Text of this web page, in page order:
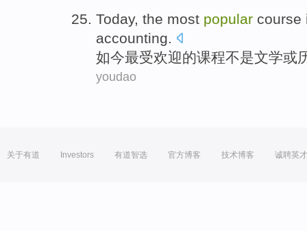
Today, the most popular course
accounting.
如今最受欢迎的课程不是文学或
youdao
关于有道 Investors 有道智选 官方博客 技术博客 诚聘英才